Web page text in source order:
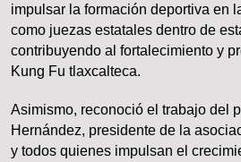
impulsar la formación deportiva en
como juezas estatales dentro de
contribuyendo al fortalecimiento y
Kung Fu tlaxcalteca.
Asimismo, reconoció el trabajo del
Hernández, presidente de la
y todos quienes impulsan el